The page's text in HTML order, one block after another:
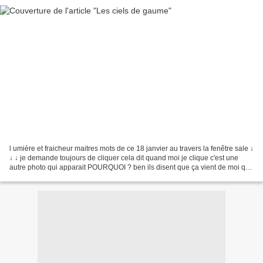
l umière et fraicheur maitres mots de ce 18 janvier au travers la fenêtre sale ↓
↓ ↓ je demande toujours de cliquer cela dit quand moi je clique c'est une
autre photo qui apparait POURQUOI ? ben ils disent que ça vient de moi que